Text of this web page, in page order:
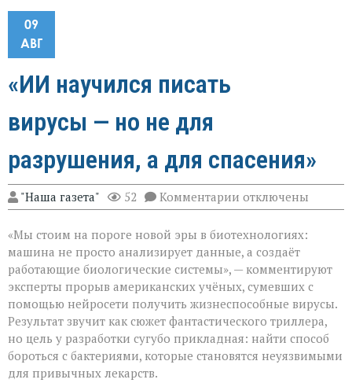
09
АВГ
«ИИ научился писать
вирусы — но не для
разрушения, а для спасения»
"Наша газета" 52 Комментарии к
записи
научился
писать
вирусы — но
не
для
разрушения,
а
для
спасения»
отключены
«Мы стоим на пороге новой эры в биотехнологиях:
машина не просто анализирует данные, а создаёт
работающие биологические системы», — комментируют
эксперты прорыв американских учёных, сумевших с
помощью нейросети получить жизнеспособные вирусы.
Результат звучит как сюжет фантастического триллера,
но цель у разработки сугубо прикладная: найти способ
бороться с бактериями, которые становятся неуязвимыми
для привычных лекарств.